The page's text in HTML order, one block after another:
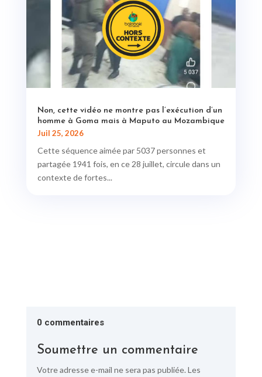
Non, cette vidéo ne montre pas l’exécution d’un
homme à Goma mais à Maputo au Mozambique
Juil 25, 2026
Cette séquence aimée par 5037 personnes et
partagée 1941 fois, en ce 28 juillet, circule dans un
contexte de fortes...
0 commentaires
Soumettre un commentaire
Votre adresse e-mail ne sera pas publiée. Les